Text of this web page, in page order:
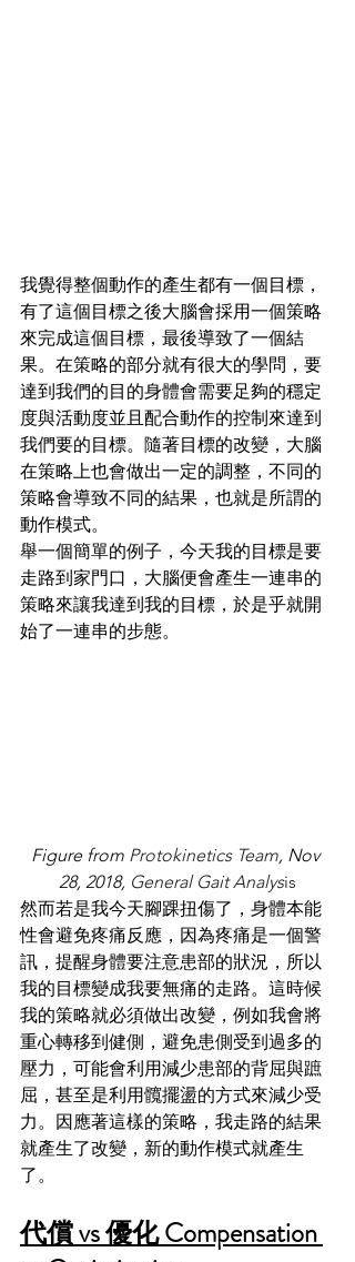
我覺得整個動作的產生都有一個目標，
有了這個目標之後大腦會採用一個策略
來完成這個目標，最後導致了一個結
果。在策略的部分就有很大的學問，要
達到我們的目的身體會需要足夠的穩定
度與活動度並且配合動作的控制來達到
我們要的目標。隨著目標的改變，大腦
在策略上也會做出一定的調整，不同的
策略會導致不同的結果，也就是所謂的
動作模式。
舉一個簡單的例子，今天我的目標是要
走路到家門口，大腦便會產生一連串的
策略來讓我達到我的目標，於是乎就開
始了一連串的步態。
Figure from Protokinetics Team, Nov
28, 2018, General Gait Analysis
然而若是我今天腳踝扭傷了，身體本能
性會避免疼痛反應，因為疼痛是一個警
訊，提醒身體要注意患部的狀況，所以
我的目標變成我要無痛的走路。這時候
我的策略就必須做出改變，例如我會將
重心轉移到健側，避免患側受到過多的
壓力，可能會利用減少患部的背屈與蹠
屈，甚至是利用髖擺盪的方式來減少受
力。因應著這樣的策略，我走路的結果
就產生了改變，新的動作模式就產生
了。
代償 vs 優化 Compensation